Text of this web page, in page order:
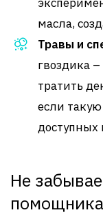
масла,
Травы и
гвоздика
тратить
если
доступных
Не